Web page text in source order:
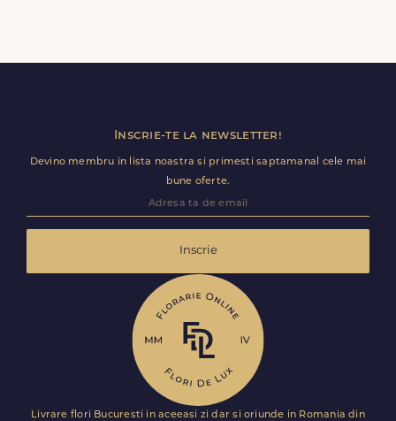
premium direct in cosul de cumparaturi.
Inscrie-te la newsletter!
Devino membru in lista noastra si primesti saptamanal cele mai
bune oferte.
Inscrie
Livrare flori Bucuresti in aceeasi zi dar si oriunde in Romania din